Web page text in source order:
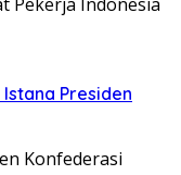
Istana Presiden
Konfederasi